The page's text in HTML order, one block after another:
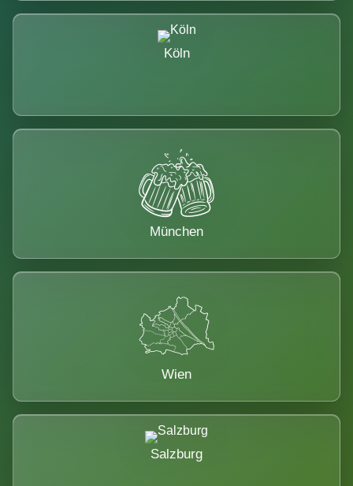
Köln
München
Wien
Salzburg